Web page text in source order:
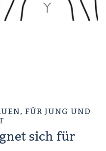
FÜR JUNG UND
sich für